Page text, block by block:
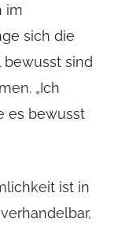
im
sich die
bewusst sind
„Ich
es bewusst
ist in